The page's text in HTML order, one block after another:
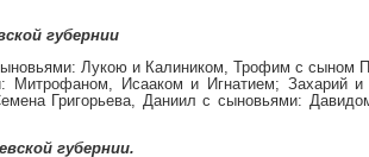
губернии
Лукою и Калиником, Трофим с сыном
Митрофаном, Исааком и Игнатием; Захарий
Григорьева, Даниил с сыновьями:
губернии.